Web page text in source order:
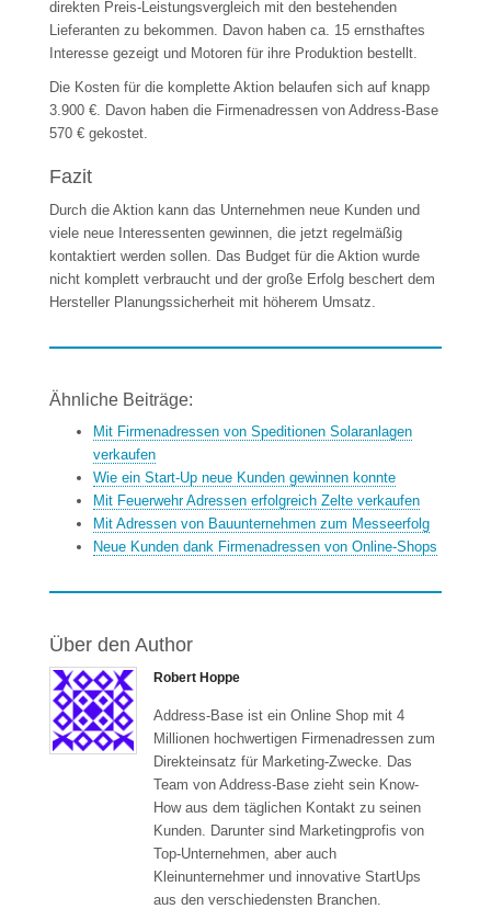
direkten Preis-Leistungsvergleich mit den bestehenden
Lieferanten zu bekommen. Davon haben ca. 15 ernsthaftes
Interesse gezeigt und Motoren für ihre Produktion bestellt.
Die Kosten für die komplette Aktion belaufen sich auf knapp
3.900 €. Davon haben die Firmenadressen von Address-Base
570 € gekostet.
Fazit
Durch die Aktion kann das Unternehmen neue Kunden und
viele neue Interessenten gewinnen, die jetzt regelmäßig
kontaktiert werden sollen. Das Budget für die Aktion wurde
nicht komplett verbraucht und der große Erfolg beschert dem
Hersteller Planungssicherheit mit höherem Umsatz.
Ähnliche Beiträge:
Mit Firmenadressen von Speditionen Solaranlagen
verkaufen
Wie ein Start-Up neue Kunden gewinnen konnte
Mit Feuerwehr Adressen erfolgreich Zelte verkaufen
Mit Adressen von Bauunternehmen zum Messeerfolg
Neue Kunden dank Firmenadressen von Online-Shops
Über den Author
Robert Hoppe
Address-Base ist ein Online Shop mit 4
Millionen hochwertigen Firmenadressen zum
Direkteinsatz für Marketing-Zwecke. Das
Team von Address-Base zieht sein Know-
How aus dem täglichen Kontakt zu seinen
Kunden. Darunter sind Marketingprofis von
Top-Unternehmen, aber auch
Kleinunternehmer und innovative StartUps
aus den verschiedensten Branchen.